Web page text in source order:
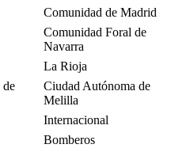
Comunidad de Madrid
Comunidad Foral de
Navarra
La Rioja
de
Ciudad Autónoma de
Melilla
Internacional
Bomberos